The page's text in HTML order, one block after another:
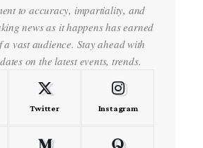
to accuracy, impartiality, and
news as it happens has earned
a vast audience. Stay ahead with
on the latest events, trends.
Twitter Instagram